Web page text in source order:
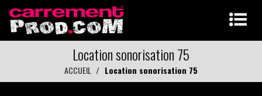
Location sonorisation 75
ACCUEIL Location sonorisation 75